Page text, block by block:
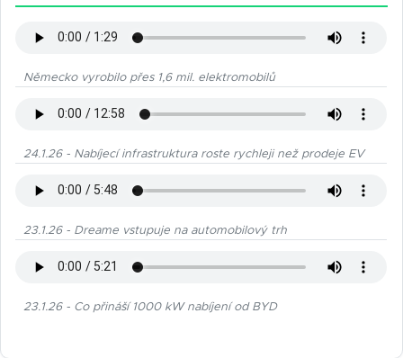
Německo vyrobilo přes 1,6 mil. elektromobilů
24.1.26 - Nabíjecí infrastruktura roste rychleji než prodeje EV
23.1.26 - Dreame vstupuje na automobilový trh
23.1.26 - Co přináší 1000 kW nabíjení od BYD